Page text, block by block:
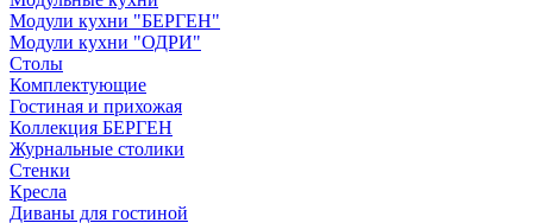
Модули кухни "БЕРГЕН"
Модули кухни "ОДРИ"
Столы
Комплектующие
Гостиная и прихожая
Коллекция БЕРГЕН
Журнальные столики
Стенки
Кресла
Диваны для гостиной